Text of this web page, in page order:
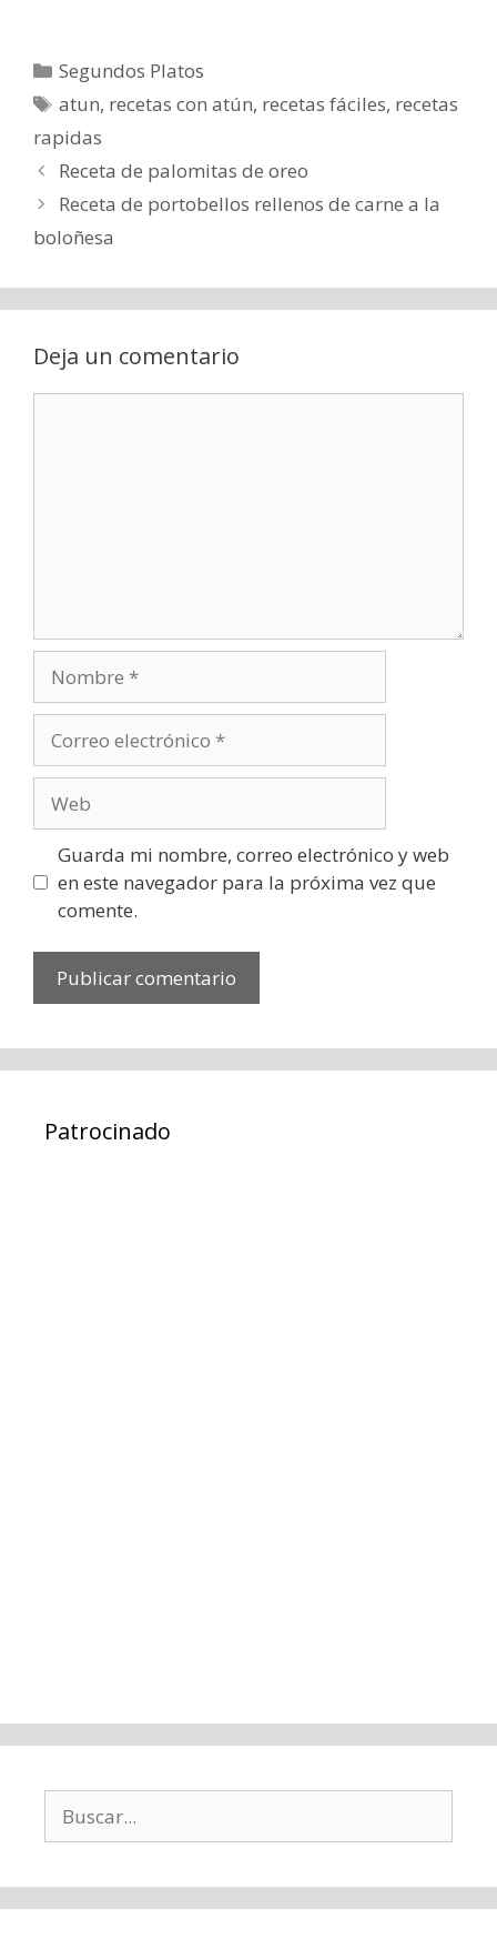
Categorías
Segundos Platos
Etiquetas
atun, recetas con atún, recetas fáciles, recetas
rapidas
Receta de palomitas de oreo
Receta de portobellos rellenos de carne a la
boloñesa
Deja un comentario
electrónico
Guarda mi nombre, correo electrónico y web
en este navegador para la próxima vez que
comente.
Patrocinado